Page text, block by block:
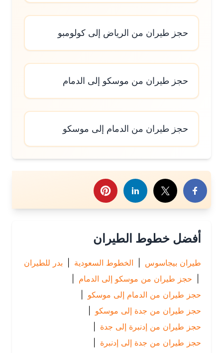
حجز طيران من الرياض إلى كولومبو
حجز طيران من موسكو إلى الدمام
حجز طيران من الدمام إلى موسكو
هذا الموضوع
أفضل خطوط الطيران
طيران بيجاسوس | الخطوط السعودية | بدر للطيران
حجز طيران من موسكو إلى الدمام
|
حجز طيران من الدمام إلى موسكو |
حجز طيران من جدة إلى موسكو |
حجز طيران من إدنبرة إلى جدة
حجز طيران من جدة إلى إدنبرة |